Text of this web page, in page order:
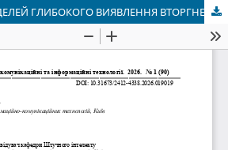
СТАБІЛЬНІСТЬ МОДЕЛЕЙ ГЛИБОКОГО ВИЯВЛЕННЯ ВТОРГНЕНЬ В УМОВАХ МАСОВАНИХ КІБЕРАТАК: СТРЕС-ТЕСТУВАННЯ ТА АРХІТЕКТУРНІ ОСОБЛИВОСТІ HYBRID AWRED